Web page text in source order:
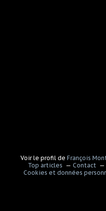
Voir le profil deFrançois
Top articles
Contact
Cookies et données